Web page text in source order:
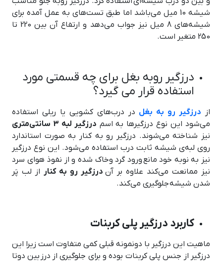
شیشه 10 میل می‌باشد اما طبق تست‌های به عمل آمده برای
شیشه‌های 8 میل نیز جواب می‌دهد و ارتفاع آن بین 220 تا
250 متغیر است.
درزگیر روبه بغل برای چه قسمتی مورد
استفاده قرار می گیرد؟
از درزگیر رو به بغل در درب‌های کشویی یا ریلی استفاده
می‌شود این نوع درزگیرها به اسم درزگیر لبه 3 سانتی‌متری
نیز شناخته می‌شوند. درزگیر رو به کنار به صورت استاندارد
روی لبه‌ی شیشه ثابت درب استفاده می‌شود. این نوع درزگیر
نیز به نوبه خود مانع ورود گرد وخاک شده و از نفوذ هوای سرد
نیز ممانعت می‌کند علاوه بر آن درزگیر رو به کنار از لب پَر
شدن شیشه جلوگیری می‌کند.
کاربرد درزگیر پلی کربنات
ماهیت این درزگیر با دونمونه قبلی کمی متفاوت است زیرا این
درزگیر از جنس پلی کربنات بوده و برای جلوگیری از درز بین دوتا